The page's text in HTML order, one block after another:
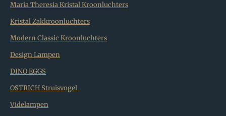
Maria Theresia Kristal Kroonluchters
Kristal Zakkroonluchters
Modern Classic Kroonluchters
Design Lampen
DINO EGGS
OSTRICH Struisvogel
Videlampen